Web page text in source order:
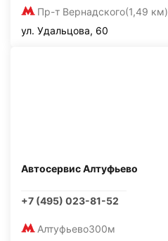
Пр-т Вернадского(1,49 км)
ул. Удальцова, 60
Автосервис Алтуфьево
+7 (495) 023-81-52
Алтуфьево300м